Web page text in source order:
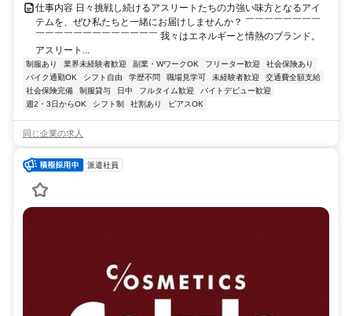
仕事内容 日々挑戦し続けるアスリートたちの力強い味方となるアイ
テムを、ぜひ私たちと一緒にお届けしませんか？ ￣￣￣￣￣￣￣￣
￣￣￣￣￣￣￣￣￣￣￣￣￣ 我々はエネルギーと情熱のブランド。
アスリート...
制服あり 業界未経験者歓迎 副業・WワークOK フリーター歓迎
社会保険あり
バイク通勤OK
シフト自由 学歴不問 職場見学可 未経験者歓迎
交通費全額支給
社会保険完備
制服貸与 日中 フルタイム歓迎
バイトデビュー歓迎
週2・3日からOK
シフト制 社割あり ピアスOK
同じ企業の求人
派遣社員